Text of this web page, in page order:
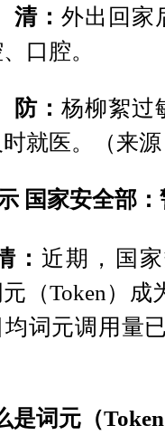
清： 外出回家
口腔。
防： 杨柳絮过
就医。（来
国家安全部：
：近期，国
（Token）成
词元调用量
是词元（